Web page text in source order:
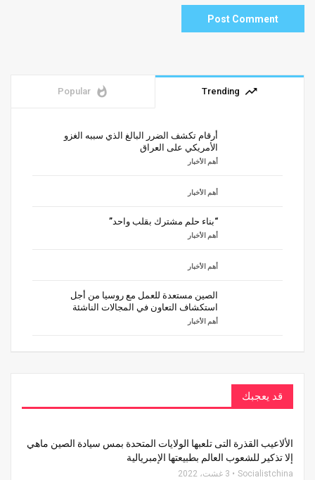
trending_up
Trending
whatshot
Popular
أرقام تكشف الضرر البالغ الذي سببه الغزو
الأمريكي على العراق
أهم الأخبار
أهم الأخبار
“بناء حلم مشترك بقلب واحد”
أهم الأخبار
أهم الأخبار
الصين مستعدة للعمل مع روسيا من أجل
استكشاف التعاون في المجالات الناشئة
أهم الأخبار
قد يعجبك
الألاعيب القذرة التى تلعبها الولايات المتحدة بمس سيادة الصين ماهي
إلا تذكير للشعوب العالم بطبيعتها الإمبريالية
Socialistchina 3 غشت، 2022